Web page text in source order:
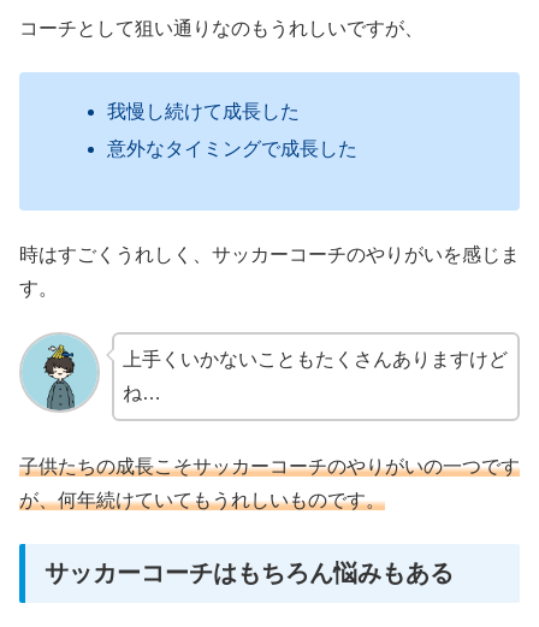
コーチとして狙い通りなのもうれしいですが、
我慢し続けて成長した
意外なタイミングで成長した
時はすごくうれしく、サッカーコーチのやりがいを感じま
す。
上手くいかないこともたくさんありますけど
ね…
子供たちの成長こそサッカーコーチのやりがいの一つです
が、何年続けていてもうれしいものです。
サッカーコーチはもちろん悩みもある